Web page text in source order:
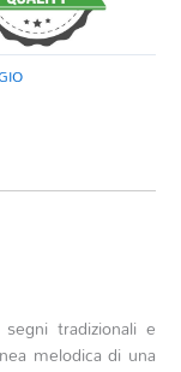
tradizionali e
melodica di una